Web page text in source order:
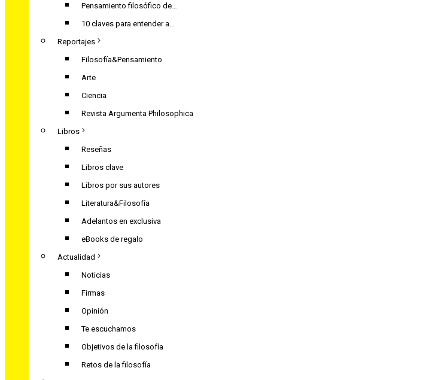
Pensamiento filosófico de…
10 claves para entender a…
Reportajes
Filosofía&Pensamiento
Arte
Ciencia
Revista Argumenta Philosophica
Libros
Reseñas
Libros clave
Libros por sus autores
Literatura&Filosofía
Adelantos en exclusiva
eBooks de regalo
Actualidad
Noticias
Firmas
Opinión
Te escuchamos
Objetivos de la filosofía
Retos de la filosofía